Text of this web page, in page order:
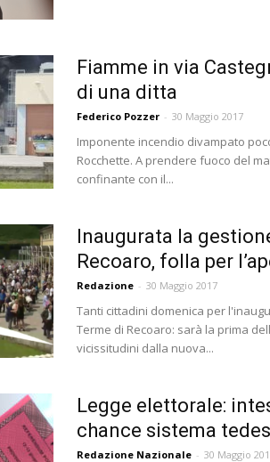
Fiamme in via
di una ditta
Federico Pozzer - 30 Maggio 2017
Imponente incendio divampato
Rocchette. A prendere fuoco del
confinante con il...
Inaugurata la
Recoaro, folla per
Redazione - 30 Maggio 2017
Tanti cittadini domenica per
Terme di Recoaro: sarà la prima
vicissitudini dalla nuova...
Legge elettorale:
chance sistema
Redazione Nazionale - 30 Maggio